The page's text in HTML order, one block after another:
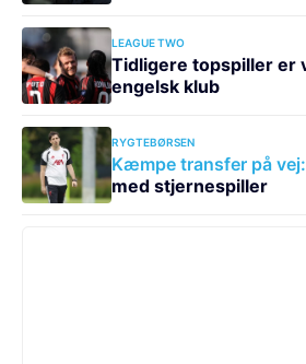
LEAGUE TWO
Tidligere topspiller er
engelsk klub
RYGTEBØRSEN
Kæmpe transfer på vej:
med stjernespiller